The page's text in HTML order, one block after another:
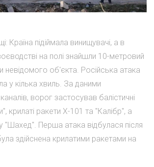
Країна підіймала винищувачі, а в
на полі знайшли 10-метровий
невідомого об'єкта. Російська атака
у кілька хвиль. За даними
ворог застосував балістичні
крилаті ракети Х-101 та "Калібр", а
"Шахед". Перша атака відбулася після
здійснена крилатими ракетами на